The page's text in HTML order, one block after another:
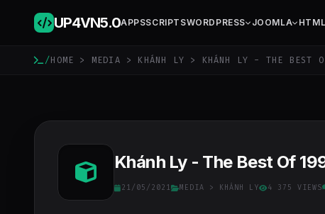
UP4VN5.0APPSSCRIPTSWORDPRESS JOOMLA
/HOME > MEDIA > KHÁNH LY > KHÁNH LY - THE BEST
Khánh Ly - The Best Of
21/05/2021 MEDIA > KHÁNH LY 4 375 VIEWS